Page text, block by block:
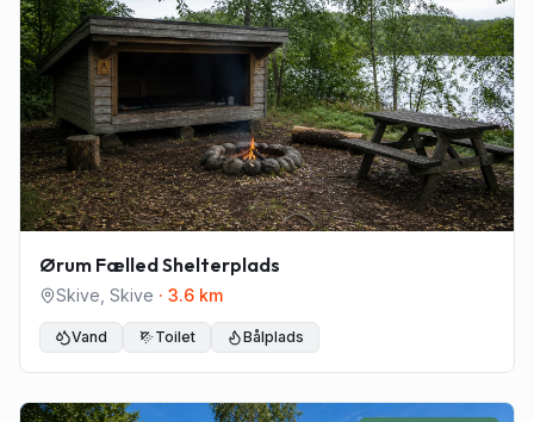
Ørum Fælled Shelterplads
Skive Skive · 3.6 km
Vand Toilet Bålplads